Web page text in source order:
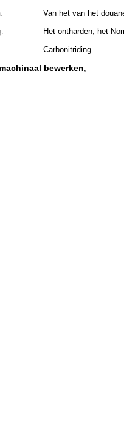
Van het van het
Het ontharden, het
Carbonitriding
bewerken,